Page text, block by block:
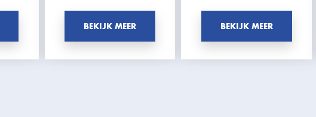
BEKIJK MEER BEKIJK MEER